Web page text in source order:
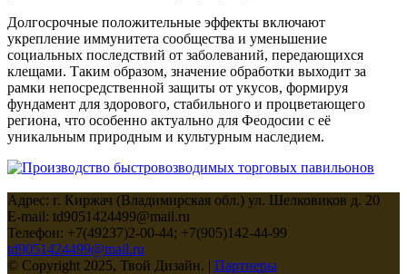
Долгосрочные положительные эффекты включают
укрепление иммунитета сообщества и уменьшение
социальных последствий от заболеваний, передающихся
клещами. Таким образом, значение обработки выходит за
рамки непосредственной защиты от укусов, формируя
фундамент для здорового, стабильного и процветающего
региона, что особенно актуально для Феодосии с её
уникальным природным и культурным наследием.
Адрес: г. Киржач (Владимирская обл.) ул. Шелковиков д. 20
E-mail: td9051424499@mail.ru
Телефон: +7(49237)2-00-44; +7(905)142-44-99
td9051424499@mail.ru
© Copyright 2025, Твой Дизайн. | Партнеры